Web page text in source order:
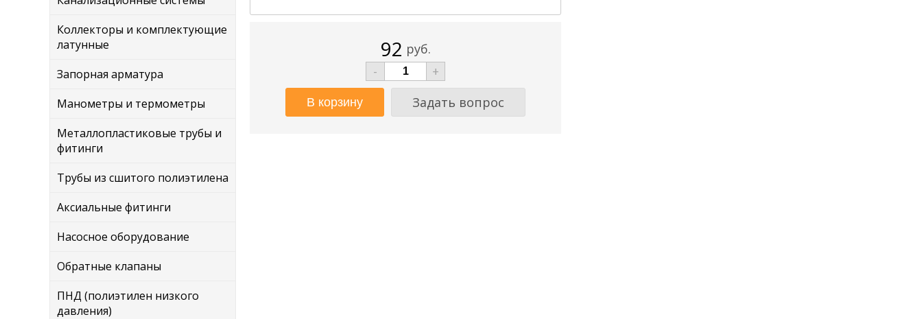
Коллекторы и комплектующие
латунные
Запорная арматура
Манометры и термометры
Металлопластиковые трубы и
фитинги
Трубы из сшитого полиэтилена
Аксиальные фитинги
Насосное оборудование
Обратные клапаны
ПНД (полиэтилен низкого
давления)
92 руб.
-
+
Задать вопрос